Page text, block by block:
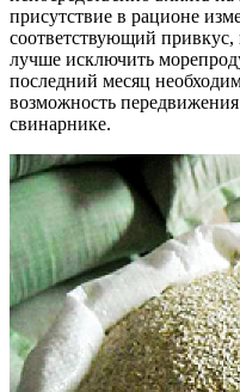
присутствие в рационе
соответствующий привкус,
лучше исключить
последний месяц
возможность
свинарнике.